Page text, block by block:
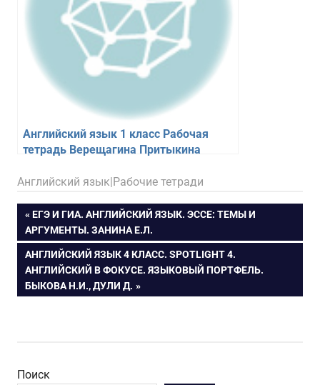
Английский язык 1 класс Рабочая
тетрадь Верещагина Притыкина
18.02.2026
figa
Английский язык|Рабочие тетради
Навигация
по
записям
ПРЕДЫДУЩАЯ
ЗАПИСЬ:
ЕГЭ И ГИА. АНГЛИЙСКИЙ ЯЗЫК. ЭССЕ: ТЕМЫ И
АРГУМЕНТЫ. ЗАНИНА Е.Л.
СЛЕДУЮЩАЯ
ЗАПИСЬ:
АНГЛИЙСКИЙ ЯЗЫК 4 КЛАСС. SPOTLIGHT 4.
АНГЛИЙСКИЙ В ФОКУСЕ. ЯЗЫКОВЫЙ ПОРТФЕЛЬ.
БЫКОВА Н.И., ДУЛИ Д.
Поиск